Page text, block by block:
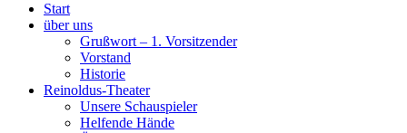
Start
über uns
Grußwort – 1. Vorsitzender
Vorstand
Historie
Reinoldus-Theater
Unsere Schauspieler
Helfende Hände